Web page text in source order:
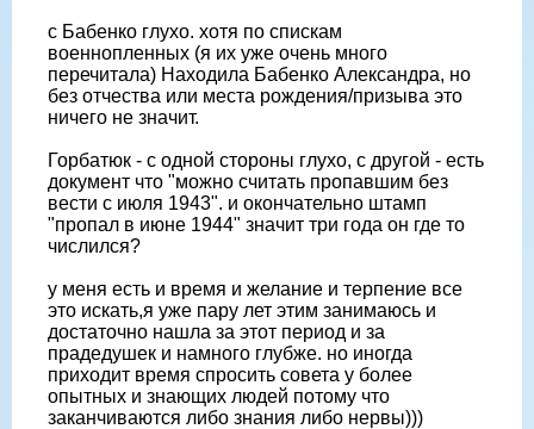
с Бабенко глухо. хотя по спискам
военнопленных (я их уже очень много
перечитала) Находила Бабенко Александра, но
без отчества или места рождения/призыва это
ничего не значит.
Горбатюк - с одной стороны глухо, с другой - есть
документ что "можно считать пропавшим без
вести с июля 1943". и окончательно штамп
"пропал в июне 1944" значит три года он где то
числился?
у меня есть и время и желание и терпение все
это искать,я уже пару лет этим занимаюсь и
достаточно нашла за этот период и за
прадедушек и намного глубже. но иногда
приходит время спросить совета у более
опытных и знающих людей потому что
заканчиваются либо знания либо нервы)))